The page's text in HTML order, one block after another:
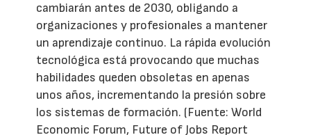
cambiarán antes de 2030, obligando a
organizaciones y profesionales a mantener
un aprendizaje continuo. La rápida evolución
tecnológica está provocando que muchas
habilidades queden obsoletas en apenas
unos años, incrementando la presión sobre
los sistemas de formación. (Fuente: World
Economic Forum, Future of Jobs Report